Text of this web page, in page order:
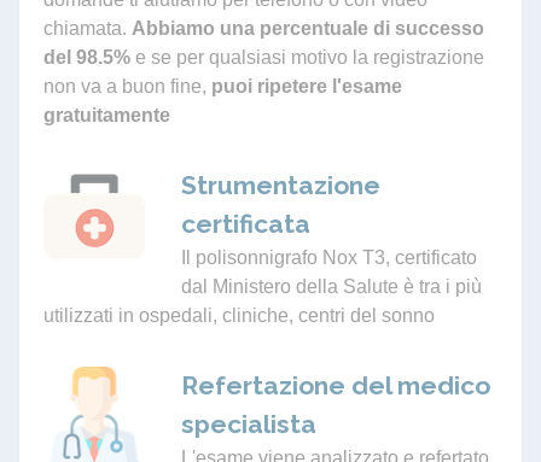
chiamata. Abbiamo una percentuale di successo
del 98.5% e se per qualsiasi motivo la registrazione
non va a buon fine, puoi ripetere l'esame
gratuitamente
Strumentazione
certificata
Il polisonnigrafo Nox T3, certificato
dal Ministero della Salute è tra i più
utilizzati in ospedali, cliniche, centri del sonno
Refertazione del medico
specialista